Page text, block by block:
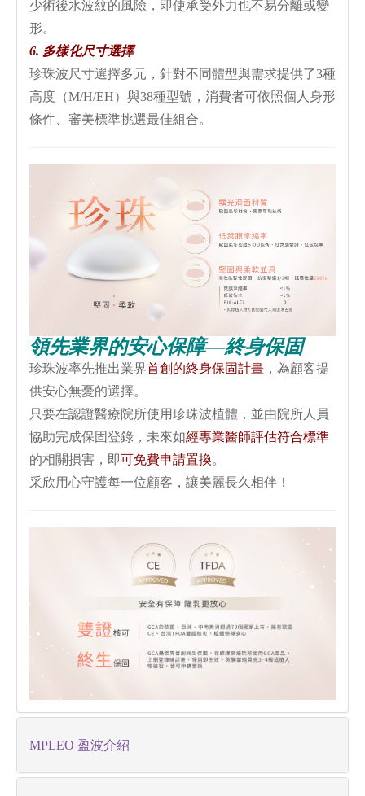
少術後水波紋的風險，即使承受外力也不易分離或變
形。
6. 多樣化尺寸選擇
珍珠波尺寸選擇多元，針對不同體型與需求提供了3種
高度（M/H/EH）與38種型號，消費者可依照個人身形
條件、審美標準挑選最佳組合。
領先業界的安心保障—終身保固
珍珠波率先推出業界首創的終身保固計畫 ，為顧客提
供安心無憂的選擇。
只要在認證醫療院所使用珍珠波植體，並由院所人員
協助完成保固登錄，未來如經專業醫師評估符合標準
的相關損害，即可免費申請置換。
采欣用心守護每一位顧客，讓美麗長久相伴！
MPLEO 盈波介紹